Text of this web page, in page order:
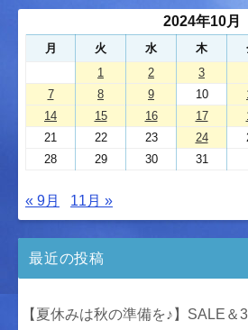
2024年10月
月 火 水 木
1
2 3
7
8 9 10
14
15 16 17
21
22 23 24
28
29 30 31
« 9月 11月 »
最近の投稿
【夏休みは秋の準備を♪】SALE＆